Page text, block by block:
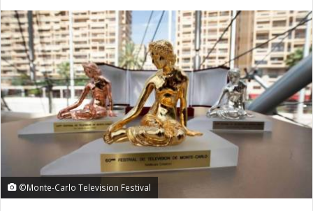
©Monte-Carlo Television Festival